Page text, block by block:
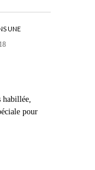
UNE
habillée,
pour